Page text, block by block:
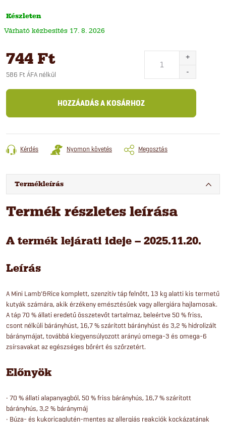
Készleten
17. 8. 2026
744 Ft
586 Ft ÁFA nélkül
HOZZÁADÁS A KOSÁRHOZ
Kérdés Nyomon követés Megosztás
Termékleírás
Termék részletes leírása
A termék lejárati ideje – 2025.11.20.
Leírás
A Mini Lamb'&Rice komplett, szenzitív táp felnőtt, 13 kg alatti kis termetű
kutyák számára, akik érzékeny emésztésűek vagy allergiára hajlamosak.
A táp 70 % állati eredetű összetevőt tartalmaz, beleértve 50 % friss,
csont nélküli bárányhúst, 16,7 % szárított bárányhúst és 3,2 % hidrolizált
báránymájat, továbbá kiegyensúlyozott arányú omega-3 és omega-6
zsírsavakat az egészséges bőrért és szőrzetért.
Előnyök
• 70 % állati alapanyagból, 50 % friss bárányhús, 16,7 % szárított
bárányhús, 3,2 % báránymáj
• Búza- és kukoricaglutén-mentes az allergiás reakciók kockázatának